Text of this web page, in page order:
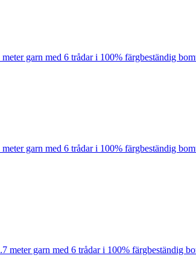
garn med 6 trådar i 100% färgbeständig
garn med 6 trådar i 100% färgbeständig
garn med 6 trådar i 100% färgbeständig